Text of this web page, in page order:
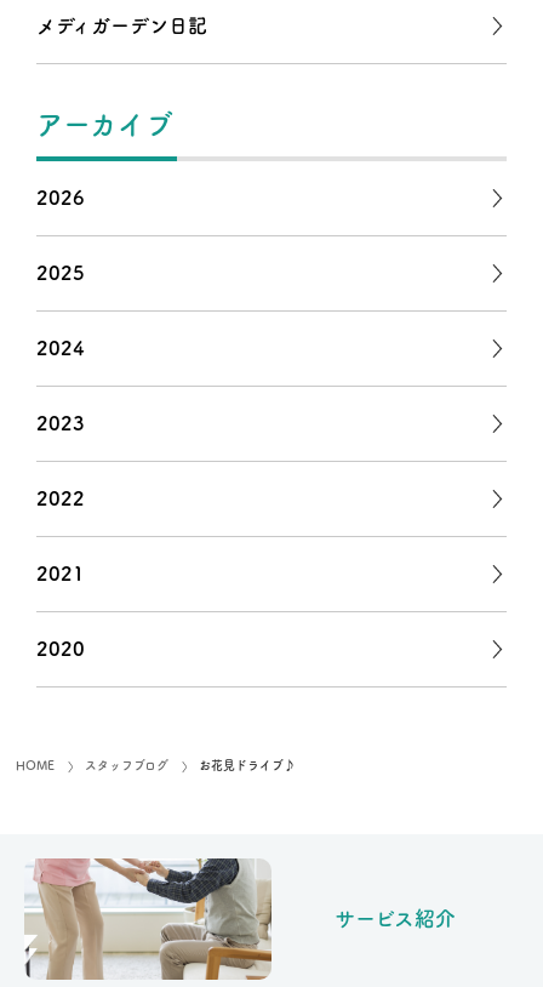
メディガーデン日記
アーカイブ
2026
2025
2024
2023
2022
2021
2020
HOME スタッフブログ お花見ドライブ♪
サービス紹介